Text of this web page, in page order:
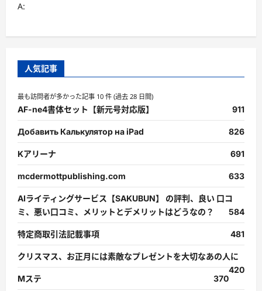
A:
人気記事
最も訪問者が多かった記事 10 件 (過去 28 日間)
AF-ne4書体セット【新元号対応版】 911
Добавить Калькулятор на iPad 826
Kアリーナ 691
mcdermottpublishing.com 633
AIライティングサービス【SAKUBUN】 の評判、良い 口コ
ミ、悪い口コミ、メリットとデメリットはどうなの？
584
特定商取引法記載事項 481
クリスマス、お正月には素敵なプレゼントを大切なあの人に
420
Mステ
370